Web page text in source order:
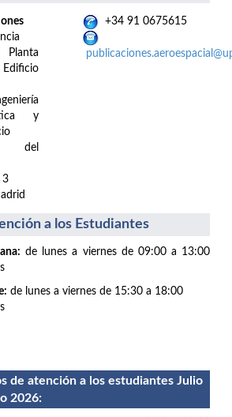
y
del
3
+34 91 0675615
a los Estudiantes
de lunes a viernes de 09:00 a 13:00
de lunes a viernes de 15:30 a 18:00
de atención a los estudiantes Julio
2026: